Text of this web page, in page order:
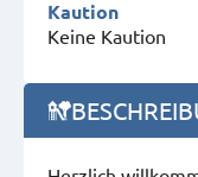
Kaution
Keine Kaution